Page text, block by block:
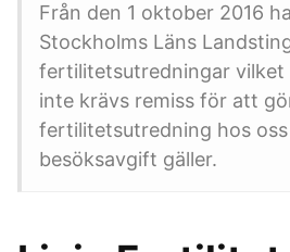
Från den 1 oktober 2016
Stockholms Läns
fertilitetsutredningar vilket
inte krävs remiss för att
fertilitetsutredning hos
besöksavgift gäller.